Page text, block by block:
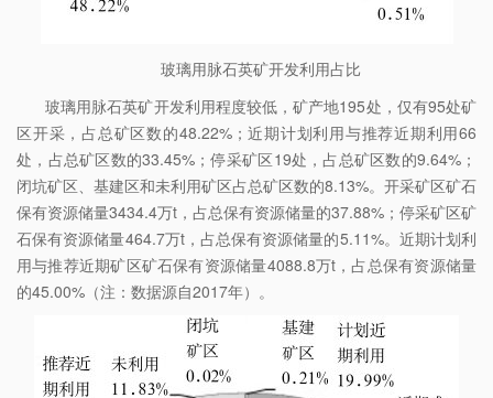
玻璃用脉石英矿开发利用占比
玻璃用脉石英矿开发利用程度较低，矿产地195处，仅有95处矿
区开采，占总矿区数的48.22%；近期计划利用与推荐近期利用66
处，占总矿区数的33.45%；停采矿区19处，占总矿区数的9.64%；
闭坑矿区、基建区和未利用矿区占总矿区数的8.13%。开采矿区矿石
保有资源储量3434.4万t，占总保有资源储量的37.88%；停采矿区矿
石保有资源储量464.7万t，占总保有资源储量的5.11%。近期计划利
用与推荐近期矿区矿石保有资源储量4088.8万t，占总保有资源储量
的45.00%（注：数据源自2017年）。